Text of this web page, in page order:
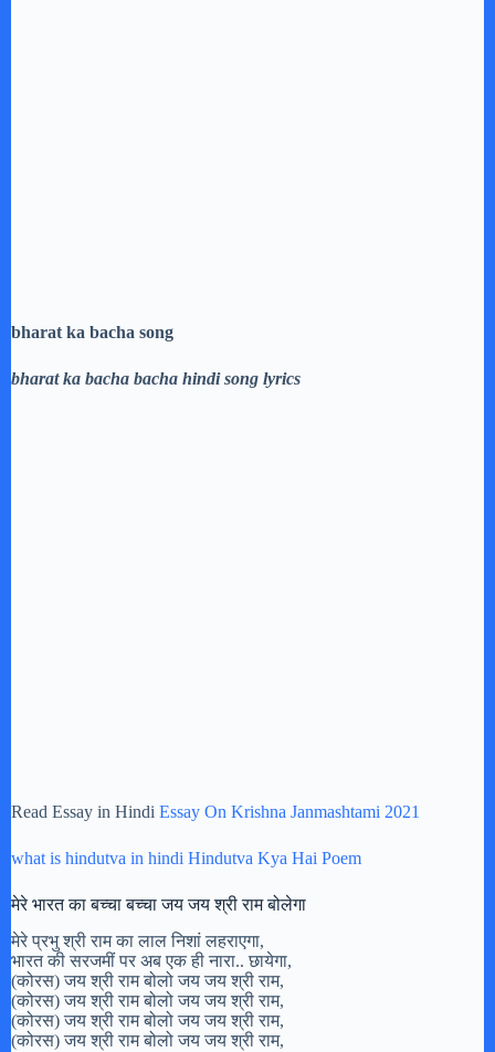
bharat ka bacha song
bharat ka bacha bacha hindi song lyrics
Read Essay in Hindi Essay On Krishna Janmashtami 2021
what is hindutva in hindi Hindutva Kya Hai Poem
मेरे भारत का बच्चा बच्चा जय जय श्री राम बोलेगा
मेरे प्रभु श्री राम का लाल निशां लहराएगा,
भारत की सरजमीं पर अब एक ही नारा.. छायेगा,
(कोरस) जय श्री राम बोलो जय जय श्री राम,
(कोरस) जय श्री राम बोलो जय जय श्री राम,
(कोरस) जय श्री राम बोलो जय जय श्री राम,
(कोरस) जय श्री राम बोलो जय जय श्री राम,